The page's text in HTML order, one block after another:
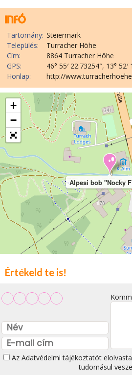
Tartomány: Steiermark
Település:
Turracher Höhe
Cím:
8864 Turracher Höhe
GPS:
46° 55′ 22.73254″, 13° 52′
Honlap:
http://
Alpesi bob "Nocky
+
−
Értékeld te is!
Az Adatvédelmi tájékoztatót
tudomásul